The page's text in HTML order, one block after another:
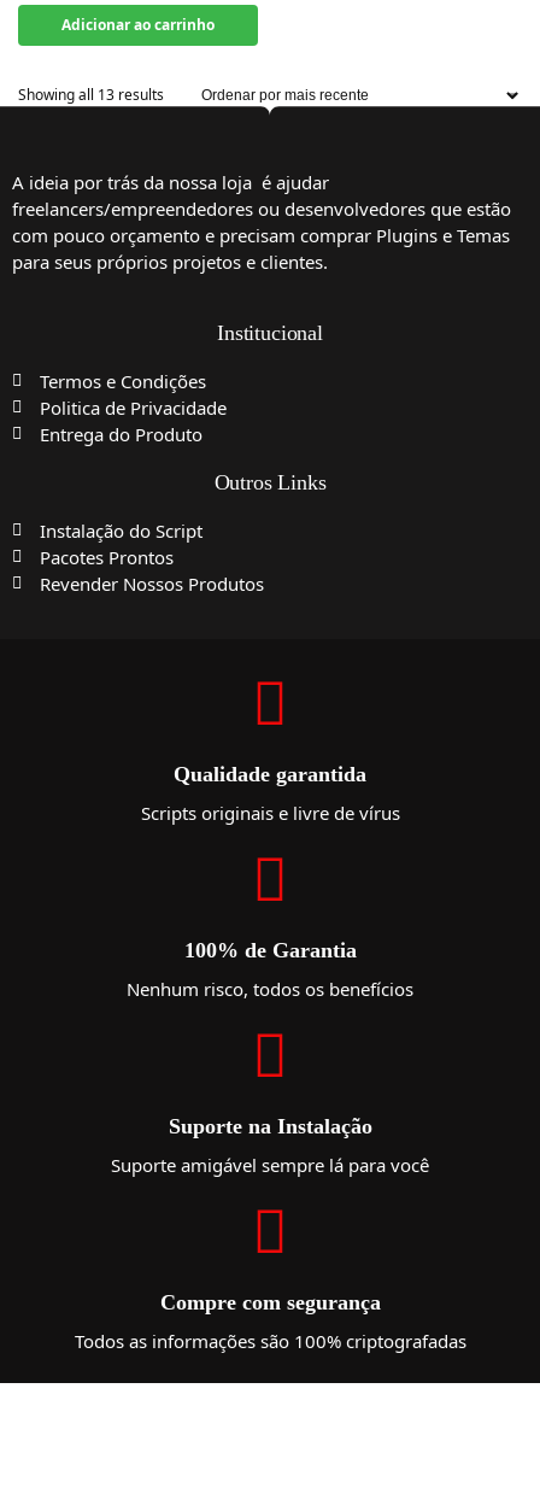
Adicionar ao carrinho
Showing all 13 results
A ideia por trás da nossa loja é ajudar
freelancers/empreendedores ou desenvolvedores que estão
com pouco orçamento e precisam comprar Plugins e Temas
para seus próprios projetos e clientes.
Institucional
Termos e Condições
Politica de Privacidade
Entrega do Produto
Outros Links
Instalação do Script
Pacotes Prontos
Revender Nossos Produtos
Qualidade garantida
Scripts originais e livre de vírus
100% de Garantia
Nenhum risco, todos os benefícios
Suporte na Instalação
Suporte amigável sempre lá para você
Compre com segurança
Todos as informações são 100% criptografadas